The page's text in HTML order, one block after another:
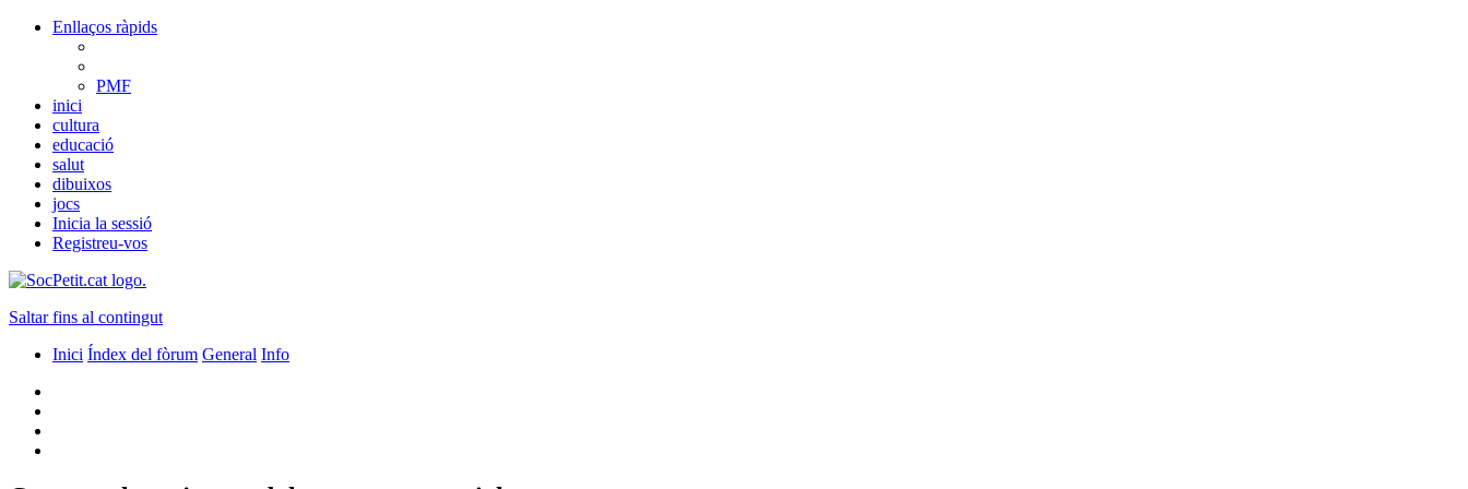
Enllaços ràpids
PMF
inici
cultura
educació
salut
dibuixos
jocs
Inicia la sessió
Registreu-vos
Saltar fins al contingut
Inici Índex del fòrum General Info